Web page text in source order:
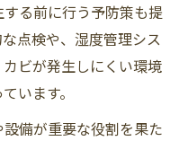
る前に行う予防策も提
点検や、湿度管理シス
ビが発生しにくい環境
います。
備が重要な役割を果た